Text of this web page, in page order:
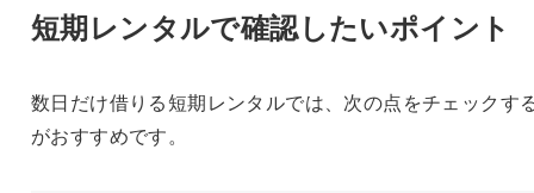
短期レンタルで確認したいポイント
数日だけ借りる短期レンタルでは、次の点をチェックす
がおすすめです。